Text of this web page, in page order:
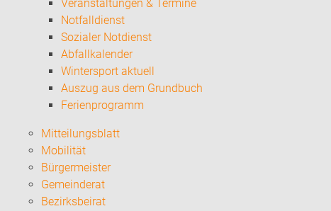
Veranstaltungen & Termine
Notfalldienst
Sozialer Notdienst
Abfallkalender
Wintersport aktuell
Auszug aus dem Grundbuch
Ferienprogramm
Mitteilungsblatt
Mobilität
Bürgermeister
Gemeinderat
Bezirksbeirat